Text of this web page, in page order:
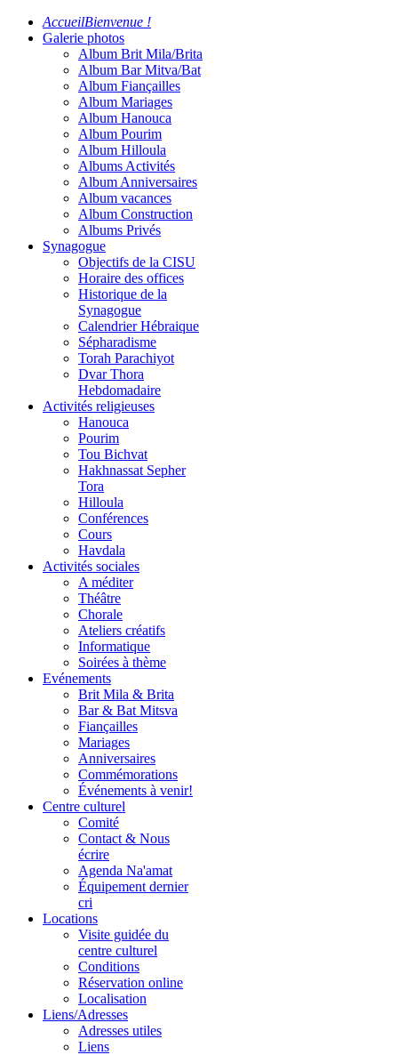
AccueilBienvenue !
Galerie photos
Album Brit Mila/Brita
Album Bar Mitva/Bat
Album Fiançailles
Album Mariages
Album Hanouca
Album Pourim
Album Hilloula
Albums Activités
Album Anniversaires
Album vacances
Album Construction
Albums Privés
Synagogue
Objectifs de la CISU
Horaire des offices
Historique de la
Synagogue
Calendrier Hébraique
Sépharadisme
Torah Parachiyot
Dvar Thora
Hebdomadaire
Activités religieuses
Hanouca
Pourim
Tou Bichvat
Hakhnassat Sepher
Tora
Hilloula
Conférences
Cours
Havdala
Activités sociales
A méditer
Théâtre
Chorale
Ateliers créatifs
Informatique
Soirées à thème
Evénements
Brit Mila & Brita
Bar & Bat Mitsva
Fiançailles
Mariages
Anniversaires
Commémorations
Événements à venir!
Centre culturel
Comité
Contact & Nous
écrire
Agenda Na'amat
Équipement dernier
cri
Locations
Visite guidée du
centre culturel
Conditions
Réservation online
Localisation
Liens/Adresses
Adresses utiles
Liens